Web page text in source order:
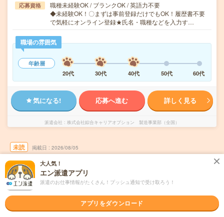
応募資格
職種未経験OK / ブランクOK / 英語力不要
◆未経験OK！〇まずは事前登録だけでもOK！履歴書不要
で気軽にオンライン登録★氏名・職種などを入力す…
職場の雰囲気
年齢層
20代
30代 40代 50代 60代
気になる! 応募へ進む 詳しく見る
派遣会社 株式会社綜合キャリアオプション 製造事業部（全国）
未読 掲載日 2026/08/05
【未経験でも活躍できる！】ワイヤーハーネ
スの端子圧着・溶着/日払いOK
職種未経験OK 交通費別途支給あり 土日祝日が休み WEB登録OK
大人気！
エン派遣アプリ
派遣のお仕事情報がたくさん！プッシュ通知で受け取ろう！
アプリをダウンロード